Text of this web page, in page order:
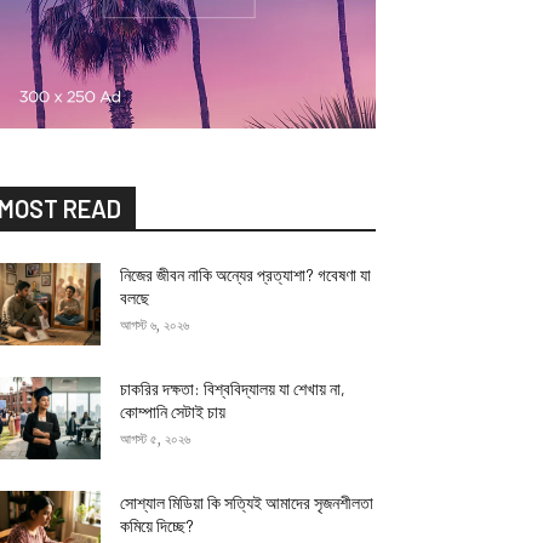
READ
নিজের জীবন নাকি অন্যের প্রত্যাশা? গবেষণা যা
বলছে
আগস্ট ৬, ২০২৬
চাকরির দক্ষতা: বিশ্ববিদ্যালয় যা শেখায় না,
কোম্পানি সেটাই চায়
আগস্ট ৫, ২০২৬
সোশ্যাল মিডিয়া কি সত্যিই আমাদের সৃজনশীলতা
কমিয়ে দিচ্ছে?